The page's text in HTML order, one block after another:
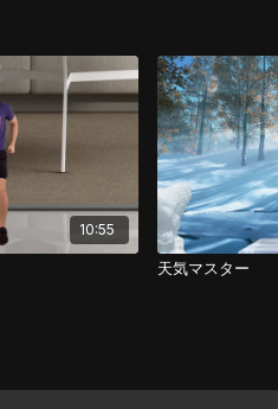
10:55
天気マスター